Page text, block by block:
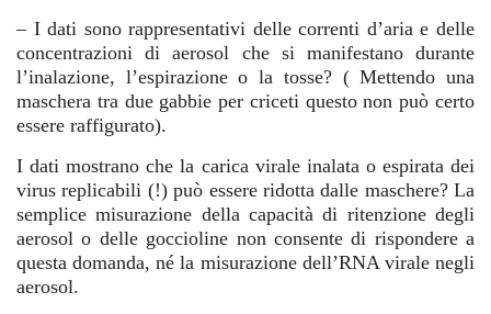
– I dati sono rappresentativi delle correnti d’aria e delle
concentrazioni di aerosol che si manifestano durante
l’inalazione, l’espirazione o la tosse? ( Mettendo una
maschera tra due gabbie per criceti questo non può certo
essere raffigurato).
I dati mostrano che la carica virale inalata o espirata dei
virus replicabili (!) può essere ridotta dalle maschere? La
semplice misurazione della capacità di ritenzione degli
aerosol o delle goccioline non consente di rispondere a
questa domanda, né la misurazione dell’RNA virale negli
aerosol.